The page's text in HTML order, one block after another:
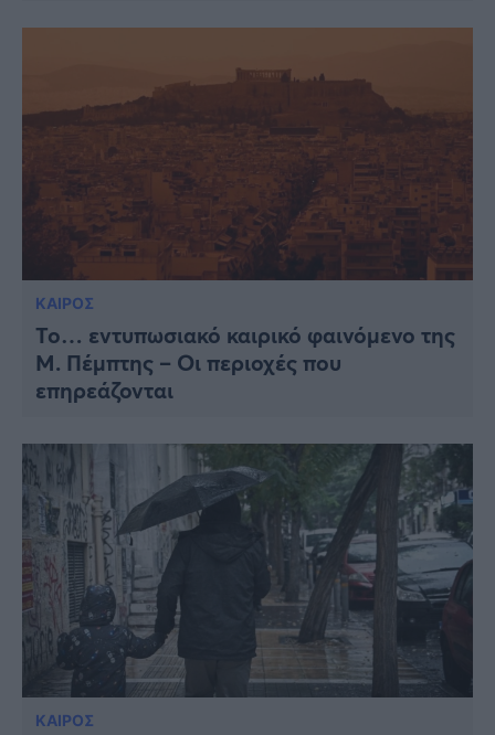
ΚΑΙΡΟΣ
Το… εντυπωσιακό καιρικό φαινόμενο της
Μ. Πέμπτης – Οι περιοχές που
επηρεάζονται
ΚΑΙΡΟΣ